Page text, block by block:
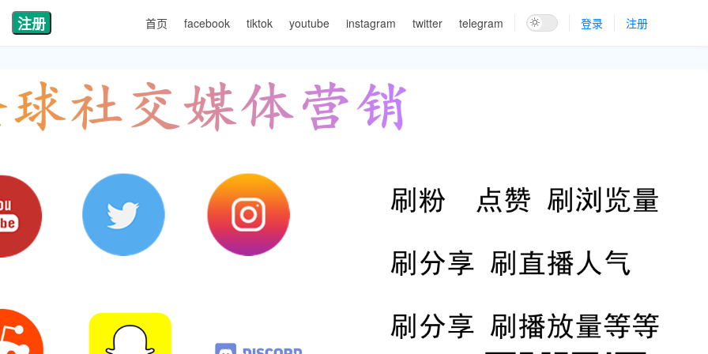
注册 首页 facebook tiktok youtube instagram twitter telegram 登录 注册